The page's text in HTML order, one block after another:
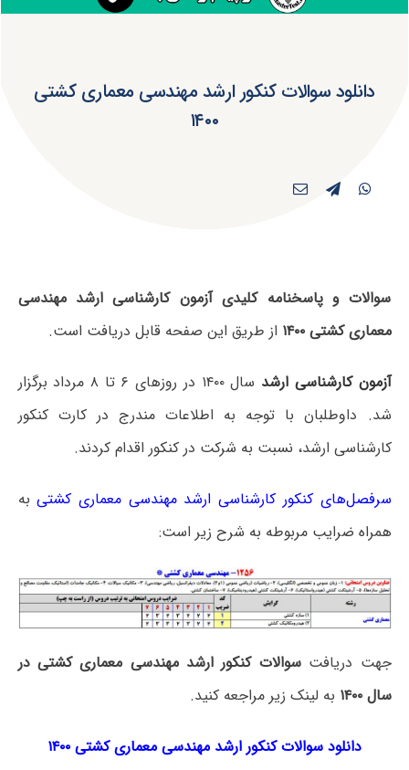
دانلود سوالات کنکور ارشد مهندسی معماری کشتی
۱۴۰۰
سوالات و پاسخنامه کلیدی آزمون کارشناسی ارشد مهندسی
معماری کشتی ۱۴۰۰
از طریق این صفحه قابل دریافت است.
آزمون کارشناسی ارشد
سال ۱۴۰۰ در روزهای ۶ تا ۸ مرداد برگزار
شد. داوطلبان با توجه به اطلاعات مندرج در کارت کنکور
کارشناسی ارشد، نسبت به شرکت در کنکور اقدام کردند.
سرفصل‌های کنکور کارشناسی ارشد مهندسی معماری کشتیبه
همراه ضرایب مربوطه به شرح زیر است:
جهت دریافتسوالات کنکور ارشد مهندسی معماری کشتی در
سال ۱۴۰۰
به لینک زیر مراجعه کنید.
دانلود سوالات کنکور ارشد مهندسی معماری کشتی ۱۴۰۰